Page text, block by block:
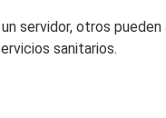
servidor, otros
sanitarios.